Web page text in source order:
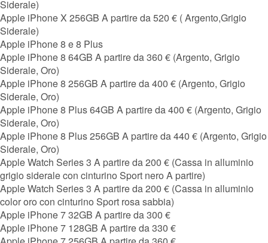
Siderale)
Apple iPhone X 256GB A partire da 520 € ( Argento,Grigio
Siderale)
Apple iPhone 8 e 8 Plus
Apple iPhone 8 64GB A partire da 360 € (Argento, Grigio
Siderale, Oro)
Apple iPhone 8 256GB A partire da 400 € (Argento, Grigio
Siderale, Oro)
Apple iPhone 8 Plus 64GB A partire da 400 € (Argento, Grigio
Siderale, Oro)
Apple iPhone 8 Plus 256GB A partire da 440 € (Argento, Grigio
Siderale, Oro)
Apple Watch Series 3 A partire da 200 € (Cassa in alluminio
grigio siderale con cinturino Sport nero A partire)
Apple Watch Series 3 A partire da 200 € (Cassa in alluminio
color oro con cinturino Sport rosa sabbia)
Apple iPhone 7 32GB A partire da 300 €
Apple iPhone 7 128GB A partire da 330 €